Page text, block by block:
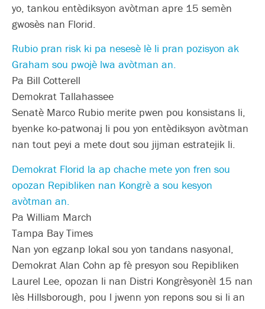
yo, tankou entèdiksyon avòtman apre 15 semèn
gwosès nan Florid.
Rubio pran risk ki pa nesesè lè li pran pozisyon ak
Graham sou pwojè lwa avòtman an.
Pa Bill Cotterell
Demokrat Tallahassee
Senatè Marco Rubio merite pwen pou konsistans li,
byenke ko-patwonaj li pou yon entèdiksyon avòtman
nan tout peyi a mete dout sou jijman estratejik li.
Demokrat Florid la ap chache mete yon fren sou
opozan Repibliken nan Kongrè a sou kesyon
avòtman an.
Pa William March
Tampa Bay Times
Nan yon egzanp lokal sou yon tandans nasyonal,
Demokrat Alan Cohn ap fè presyon sou Repibliken
Laurel Lee, opozan li nan Distri Kongrèsyonèl 15 nan
lès Hillsborough, pou l jwenn yon repons sou si li an